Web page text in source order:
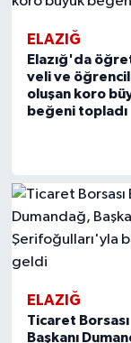
ELAZIĞ
Elazığ'da
veli ve
oluşan koro
beğeni topladı
ELAZIĞ
Ticaret Borsası
Başkanı